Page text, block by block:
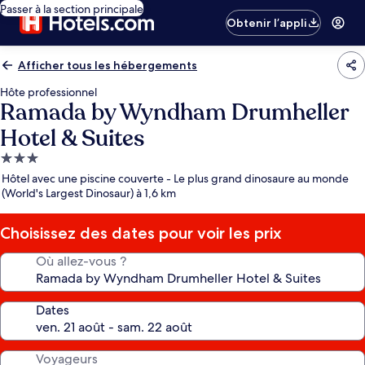
Passer à la section principale
Obtenir l’appli
Afficher tous les hébergements
Hôte professionnel
Ramada by Wyndham Drumheller
Hotel & Suites
Hébergement
3.0 étoiles
Hôtel avec une piscine couverte - Le plus grand dinosaure au monde
(World's Largest Dinosaur) à 1,6 km
Choisissez des dates pour voir les prix
Où allez-vous ?
Dates
Voyageurs